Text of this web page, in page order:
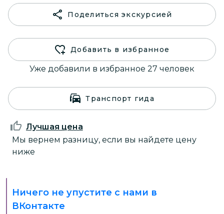
Поделиться экскурсией
Добавить в избранное
Уже добавили в избранное 27 человек
Транспорт гида
Лучшая цена
Мы вернем разницу, если вы найдете цену
ниже
Ничего не упустите с нами в
ВКонтакте